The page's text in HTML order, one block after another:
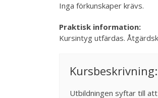
Inga förkunskaper krävs.
Praktisk information:
Kursintyg utfärdas.
Kursbeskrivning:
Utbildningen syftar till